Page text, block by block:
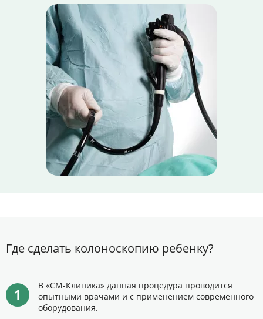
Где сделать колоноскопию ребенку?
В «СМ-Клиника» данная процедура проводится
опытными врачами и с применением современного
оборудования.